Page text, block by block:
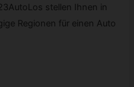
stellen Ihnen in
Regionen für einen Auto